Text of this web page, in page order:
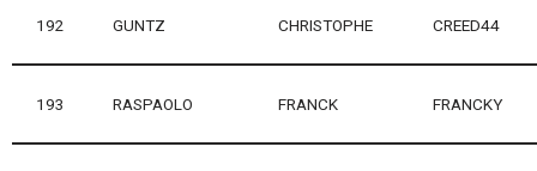
192 GUNTZ CHRISTOPHE CREED44
193 RASPAOLO FRANCK FRANCKY